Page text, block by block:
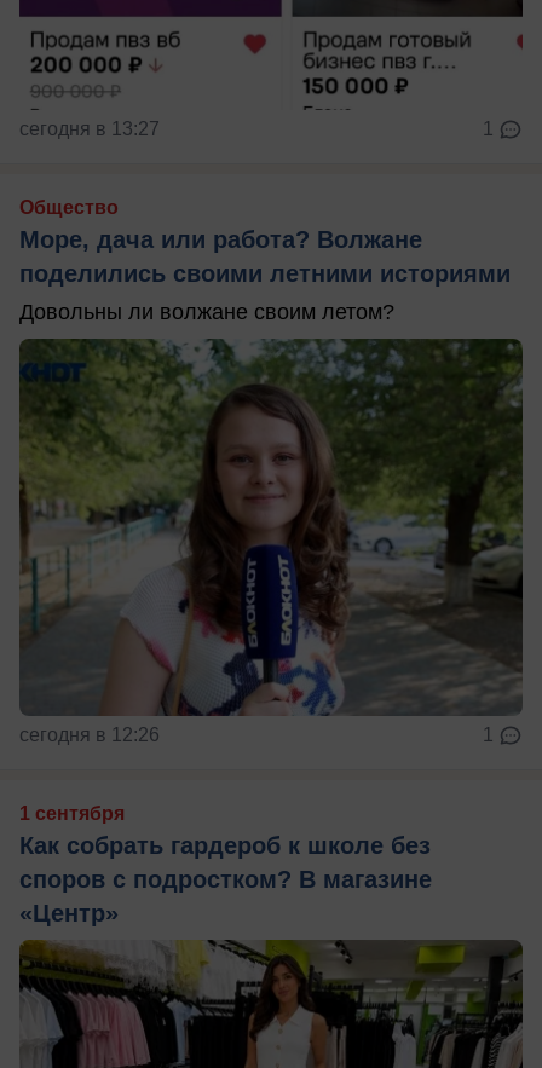
сегодня в 13:27 1
Общество
Море, дача или работа? Волжане
поделились своими летними историями
Довольны ли волжане своим летом?
сегодня в 12:26 1
1 сентября
Как собрать гардероб к школе без
споров с подростком? В магазине
«Центр»